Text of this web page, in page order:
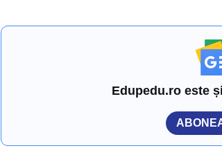
Edupedu.ro este